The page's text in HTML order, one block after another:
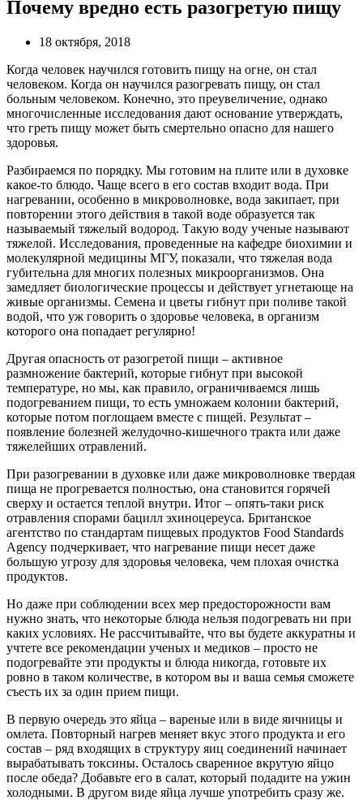
Почему вредно есть разогретую пищу
18 октября, 2018
Когда человек научился готовить пищу на огне, он стал
человеком. Когда он научился разогревать пищу, он стал
больным человеком. Конечно, это преувеличение, однако
многочисленные исследования дают основание утверждать,
что греть пищу может быть смертельно опасно для нашего
здоровья.
Разбираемся по порядку. Мы готовим на плите или в духовке
какое-то блюдо. Чаще всего в его состав входит вода. При
нагревании, особенно в микроволновке, вода закипает, при
повторении этого действия в такой воде образуется так
называемый тяжелый водород. Такую воду ученые называют
тяжелой. Исследования, проведенные на кафедре биохимии и
молекулярной медицины МГУ, показали, что тяжелая вода
губительна для многих полезных микроорганизмов. Она
замедляет биологические процессы и действует угнетающе на
живые организмы. Семена и цветы гибнут при поливе такой
водой, что уж говорить о здоровье человека, в организм
которого она попадает регулярно!
Другая опасность от разогретой пищи – активное
размножение бактерий, которые гибнут при высокой
температуре, но мы, как правило, ограничиваемся лишь
подогреванием пищи, то есть умножаем колонии бактерий,
которые потом поглощаем вместе с пищей. Результат –
появление болезней желудочно-кишечного тракта или даже
тяжелейших отравлений.
При разогревании в духовке или даже микроволновке твердая
пища не прогревается полностью, она становится горячей
сверху и остается теплой внутри. Итог – опять-таки риск
отравления спорами бацилл эхиноцереуса. Британское
агентство по стандартам пищевых продуктов Food Standards
Agency подчеркивает, что нагревание пищи несет даже
большую угрозу для здоровья человека, чем плохая очистка
продуктов.
Но даже при соблюдении всех мер предосторожности вам
нужно знать, что некоторые блюда нельзя подогревать ни при
каких условиях. Не рассчитывайте, что вы будете аккуратны и
учтете все рекомендации ученых и медиков – просто не
подогревайте эти продукты и блюда никогда, готовьте их
ровно в таком количестве, в котором вы и ваша семья сможете
съесть их за один прием пищи.
В первую очередь это яйца – вареные или в виде яичницы и
омлета. Повторный нагрев меняет вкус этого продукта и его
состав – ряд входящих в структуру яиц соединений начинает
вырабатывать токсины. Осталось сваренное вкрутую яйцо
после обеда? Добавьте его в салат, который подадите на ужин
холодными. В другом виде яйца лучше употребить сразу же.